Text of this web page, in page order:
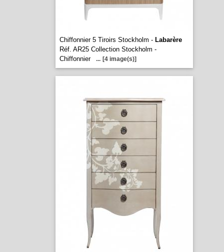
Chiffonnier 5 Tiroirs Stockholm - Labarère
Réf. AR25 Collection Stockholm -
Chiffonnier
... [4 image(s)]